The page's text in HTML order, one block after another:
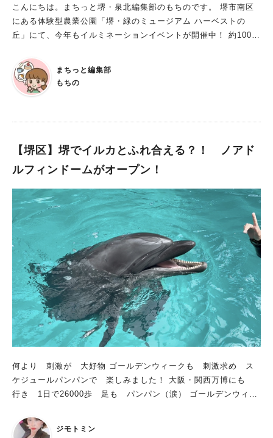
こんにちは。まちっと堺・泉北編集部のもちのです。 堺市南区
にある体験型農業公園「堺・緑のミュージアム ハーベストの
丘」にて、今年もイルミネーションイベントが開催中！ 約100万
Night Hill 2025」 開催期間：2025年10月31日(金)～2026年2月2
3日(月)の特定日 営業時間：17時45分～21時00分（最終受付20
時30分） 料 金：大人(中学生以上) 1,500 円 ／ 子ども(4 歳以
り ※年間パスポート割引あり ※ワンちゃんの入園には 1 年以内
接種証明書が必要。その他利用規約あり ※通常営業(10：00～1
7：00)の入園チケットではイルミネーションを観覧できません
※ハーベストの丘は 17：00 で一度完全閉園となるためイルミネ
ーション開始まで園内に残ることはできません ※開催時間中、
動物エリアは完全閉鎖されます ハーベストの丘のイルミネーシ
ョンイベントは、今年で4年目。 毎年大人気の15ｍ超のメタセコ
イアや、シャンパンゴールドの吊り橋、傾斜地を活かした演出な
ど、ロマンチックな景色を楽しめます。 園内では、カピバラや
羊などの動物をモチーフにした牧場エリアも登場し、ほっこりと
した雰囲気に包まれます。 さらに今年は、これまで夜間閉鎖さ
れていた「村のエリア」の一部を新たに開放。 遊びの場が広が
り、ライトアップされたドッグランも登場することで、大人も子
どもも、そしてワンちゃんも一緒に楽しめるイベントにパワーア
ジ、そしてカピバラ！ 実際に園内で暮らす動物たちが、光のモ
チーフになって登場しています。 牧場をイメージしたエリアで
は、約10万球のグリーンLEDがキラキラ輝いて、光る草原をお散
トンネル内を虹色に彩る、幻想的な“うずまきトンネル”。 まるで
まちっと編集部
もちの
【堺区】堺でイルカとふれ合える？！ ノアド
ルフィンドームがオープン！
何より 刺激が 大好物 ゴールデンウィークも 刺激求め ス
ケジュールパンパンで 楽しみました！ 大阪・関西万博にも
行き 1日で26000歩 足も パンパン（涙） ゴールデンウィー
こんな私も 満足できる 刺激＆癒しの施設 2025年3月25日
ジモトミン